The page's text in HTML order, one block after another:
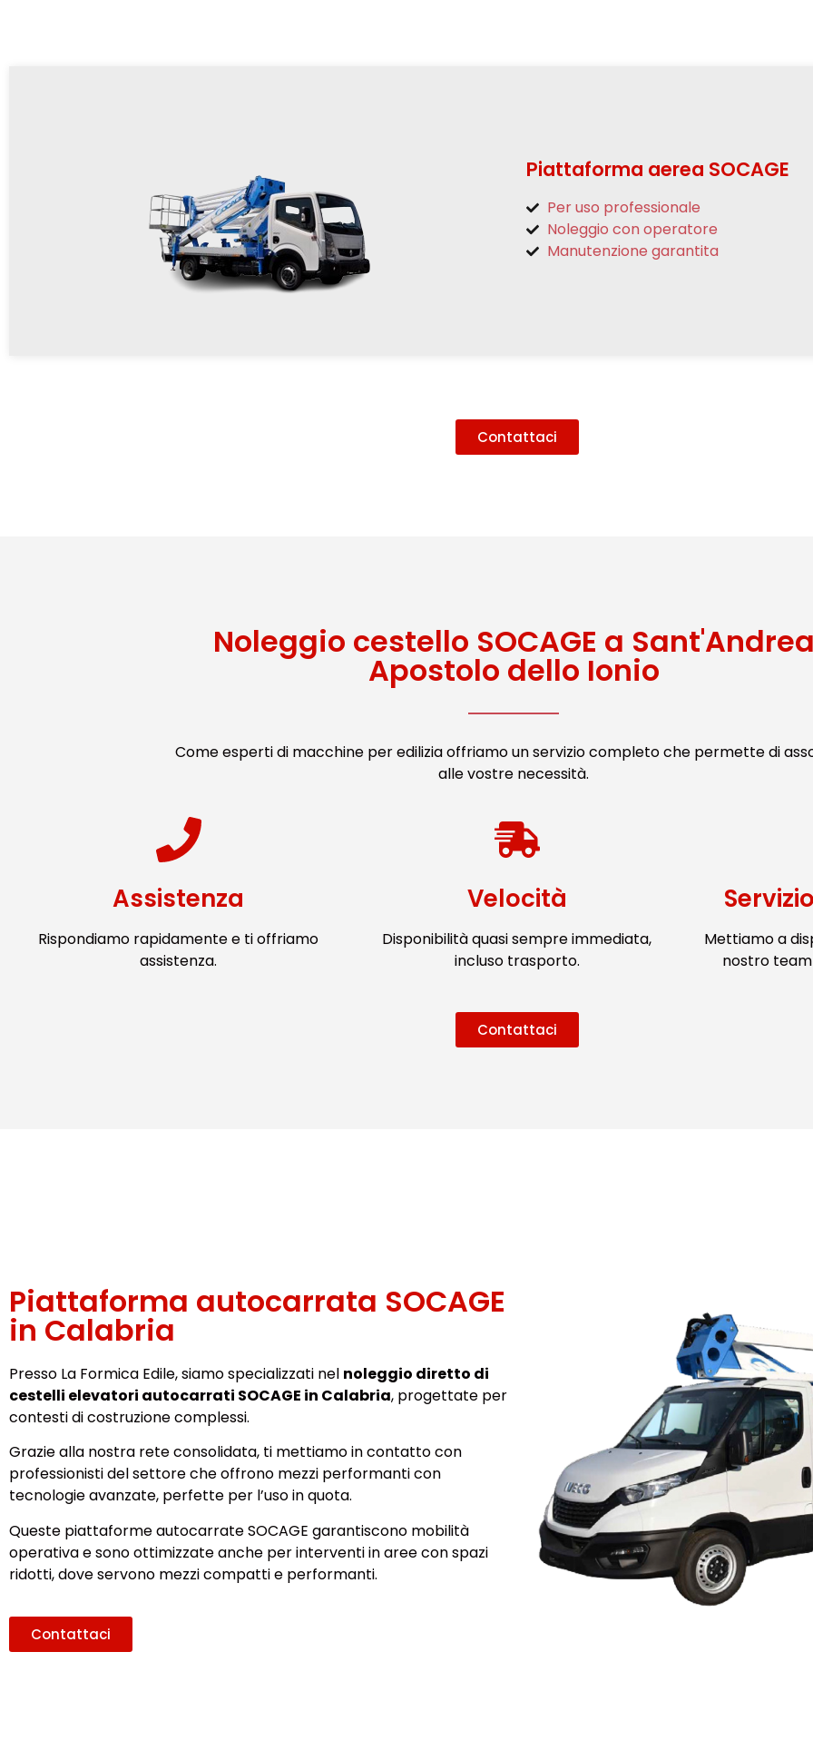
Piattaforma aerea SOCAGE
Per uso professionale
Noleggio con operatore
Manutenzione garantita
Contattaci
Noleggio cestello SOCAGE a
Apostolo dello Ionio
Come esperti di macchine per edilizia offriamo un servizio completo che permette di
alle vostre necessità.
Assistenza
Rispondiamo rapidamente e ti offriamo
assistenza.
Velocità
Disponibilità quasi sempre immediata,
incluso trasporto.
Mettiamo a
nostro
Contattaci
Piattaforma autocarrata SOCAGE
in Calabria
Presso La Formica Edile, siamo specializzati nel noleggio diretto di
cestelli elevatori autocarrati SOCAGE in Calabria, progettate per
contesti di costruzione complessi.
Grazie alla nostra rete consolidata, ti mettiamo in contatto con
professionisti del settore che offrono mezzi performanti con
tecnologie avanzate, perfette per l’uso in quota.
Queste piattaforme autocarrate SOCAGE garantiscono mobilità
operativa e sono ottimizzate anche per interventi in aree con spazi
ridotti, dove servono mezzi compatti e performanti.
Contattaci